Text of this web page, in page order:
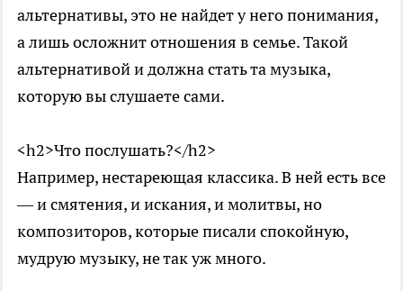
альтернативы, это не найдет у него понимания,
а лишь осложнит отношения в семье. Такой
альтернативой и должна стать та музыка,
которую вы слушаете сами.
<h2>Что послушать?</h2>
Например, нестареющая классика. В ней есть все
— и смятения, и искания, и молитвы, но
композиторов, которые писали спокойную,
мудрую музыку, не так уж много.